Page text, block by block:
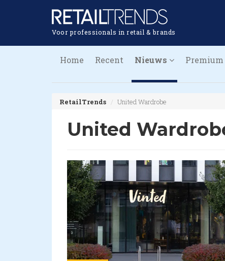
Voor professionals in retail & brands
Home Recent Nieuws Premium
RetailTrends United Wardrobe
United